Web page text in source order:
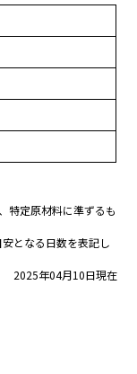
特定原材料に準ずるも
となる日数を表記し
2025年04月10日現在